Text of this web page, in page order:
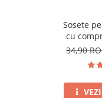
Sosete
cu
34,90